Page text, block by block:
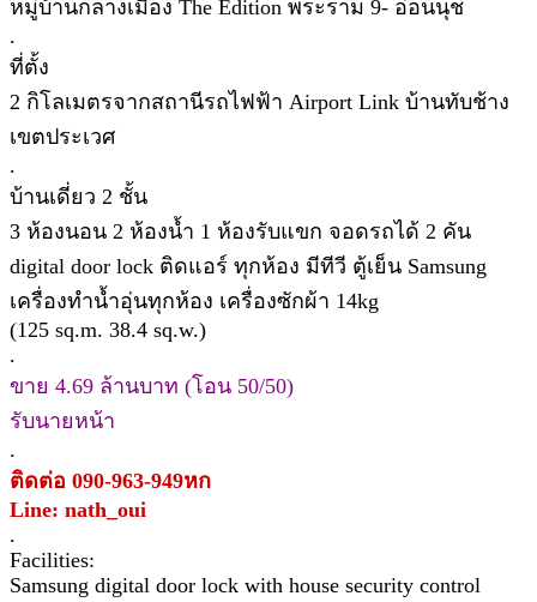
หมู่บ้านกลางเมือง The Edition พระราม 9- อ่อนนุช
.
ที่ตั้ง
2 กิโลเมตรจากสถานีรถไฟฟ้า Airport Link บ้านทับช้าง
เขตประเวศ
.
บ้านเดี่ยว 2 ชั้น
3 ห้องนอน 2 ห้องน้ำ 1 ห้องรับแขก จอดรถได้ 2 คัน
digital door lock ติดแอร์ ทุกห้อง มีทีวี ตู้เย็น Samsung
เครื่องทำน้ำอุ่นทุกห้อง เครื่องซักผ้า 14kg
(125 sq.m. 38.4 sq.w.)
.
ขาย 4.69 ล้านบาท (โอน 50/50)
รับนายหน้า
.
ติดต่อ 090-963-949หก
Line: nath_oui
.
Facilities:
Samsung digital door lock with house security control